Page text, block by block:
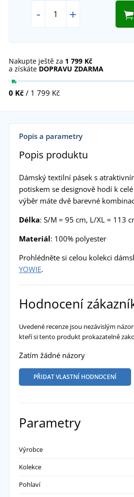
- +
Nakupte ještě za 1 799 Kč
a získáte DOPRAVU ZDARMA
0 Kč / 1 799 Kč
Popis a parametry
Popis produktu
Dámský textilní pásek s
potiskem se designově hodí k
výběr máte dvě barevné
Délka: S/M = 95 cm, L/XL = 113
Materiál: 100% polyester
Prohlédněte si celou kolekci
YOWIE.
Hodnocení
Uvedené recenze jsou nezávislým
kteří si tento produkt prokazatelně
Zatím žádné názory
PŘIDAT VLASTNÍ HODNOCENÍ
Parametry
Výrobce
Kolekce
Pohlaví